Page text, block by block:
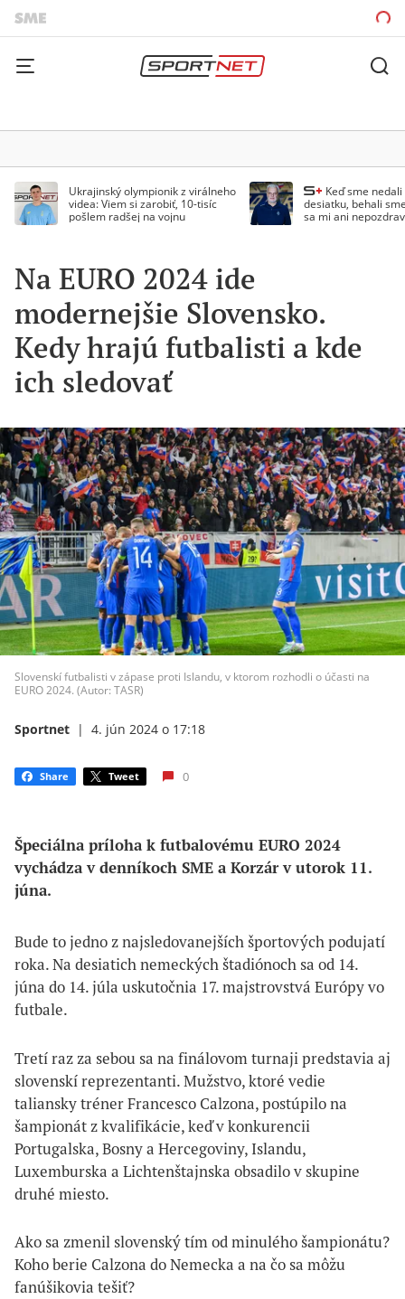
Ukrajinský olympionik z virálneho
videa: Viem si zarobiť, 10-tisíc
pošlem radšej na vojnu
Keď sme
desiatku, behali
sa mi ani
Na EURO 2024 ide
modernejšie Slovensko.
Kedy hrajú futbalisti a kde
ich sledovať
Slovenskí futbalisti v zápase proti Islandu, v ktorom rozhodli o účasti na
EURO 2024. (Autor: TASR)
Sportnet | 4. jún 2024 o 17:18
Share Tweet 0
Špeciálna príloha k futbalovému EURO 2024
vychádza v denníkoch SME a Korzár v utorok 11.
júna.
Bude to jedno z najsledovanejších športových podujatí
roka. Na desiatich nemeckých štadiónoch sa od 14.
júna do 14. júla uskutočnia 17. majstrovstvá Európy vo
futbale.
Tretí raz za sebou sa na finálovom turnaji predstavia aj
slovenskí reprezentanti. Mužstvo, ktoré vedie
taliansky tréner Francesco Calzona, postúpilo na
šampionát z kvalifikácie, keď v konkurencii
Portugalska, Bosny a Hercegoviny, Islandu,
Luxemburska a Lichtenštajnska obsadilo v skupine
druhé miesto.
Ako sa zmenil slovenský tím od minulého šampionátu?
Koho berie Calzona do Nemecka a na čo sa môžu
fanúšikovia tešiť?